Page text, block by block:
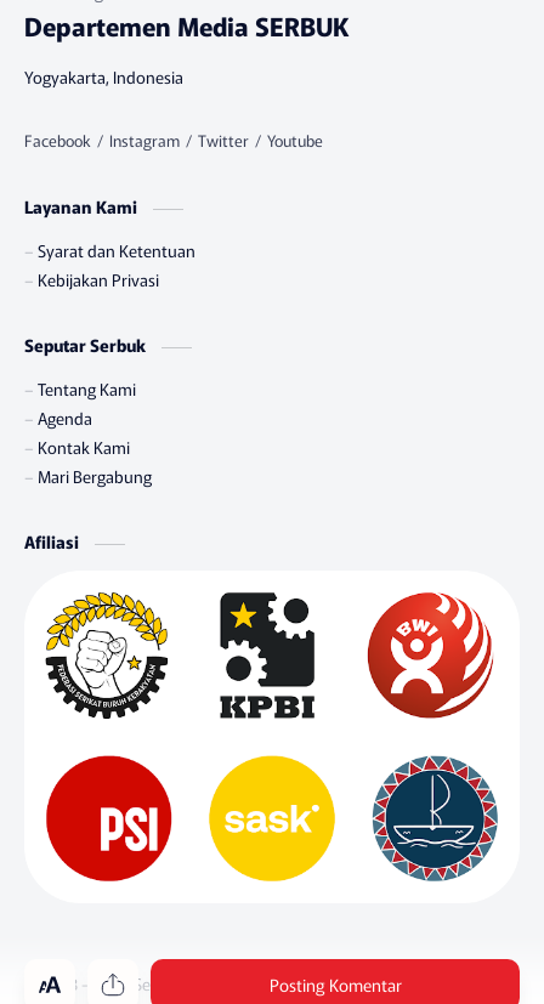
Posting Komentar
Departemen Media SERBUK
Yogyakarta, Indonesia
Layanan Kami
Syarat dan Ketentuan
Kebijakan Privasi
Seputar Serbuk
Tentang Kami
Agenda
Kontak Kami
Mari Bergabung
Afiliasi
© 2013 - 2025 Serbuk Indonesia. Hak Cipta Dilindungi oleh Undang-